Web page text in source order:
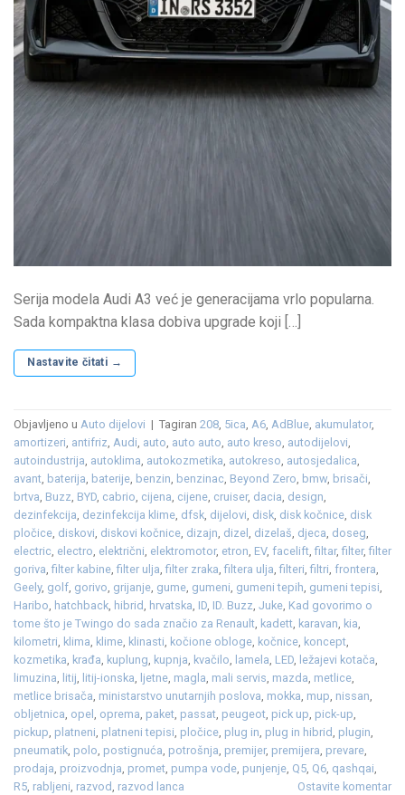
Serija modela Audi A3 već je generacijama vrlo popularna.
Sada kompaktna klasa dobiva upgrade koji […]
Nastavite čitati →
Objavljeno u Auto dijelovi | Tagiran 208, 5ica, A6, AdBlue, akumulator,
amortizeri, antifriz, Audi, auto, auto auto, auto kreso, autodijelovi,
autoindustrija, autoklima, autokozmetika, autokreso, autosjedalica,
avant, baterija, baterije, benzin, benzinac, Beyond Zero, bmw, brisači,
brtva, Buzz, BYD, cabrio, cijena, cijene, cruiser, dacia, design,
dezinfekcija, dezinfekcija klime, dfsk, dijelovi, disk, disk kočnice, disk
pločice, diskovi, diskovi kočnice, dizajn, dizel , dizelaš, djeca, doseg,
electric, electro, električni, elektromotor, etron, EV, facelift,filtar,filter,filter
goriva,filter kabine,filter ulja,filter zraka,filtera ulja,filteri,filtri, frontera,
Geely, golf, gorivo, grijanje, gume, gumeni, gumeni tepih, gumeni tepisi,
Haribo, hatchback, hibrid, hrvatska, ID, ID. Buzz, Juke, Kad govorimo o
tome što je Twingo do sada značio za Renault, kadett, karavan, kia,
kilometri, klima, klime, klinasti, kočione obloge, kočnice, koncept,
kozmetika, krađa, kuplung, kupnja, kvačilo, lamela, LED, ležajevi kotača,
limuzina, litij, litij-ionska, ljetne, magla, mali servis, mazda, metlice,
metlice brisača, ministarstvo unutarnjih poslova, mokka, mup, nissan,
obljetnica, opel , oprema, paket, passat, peugeot, pick up, pick-up,
pickup, platneni, platneni tepisi, pločice, plug in, plug in hibrid, plugin,
pneumatik, polo, postignuća, potrošnja, premijer, premijera, prevare,
prodaja, proizvodnja, promet, pumpa vode, punjenje, Q5, Q6, qashqai,
R5, rabljeni, razvod, razvod lanca Ostavite komentar